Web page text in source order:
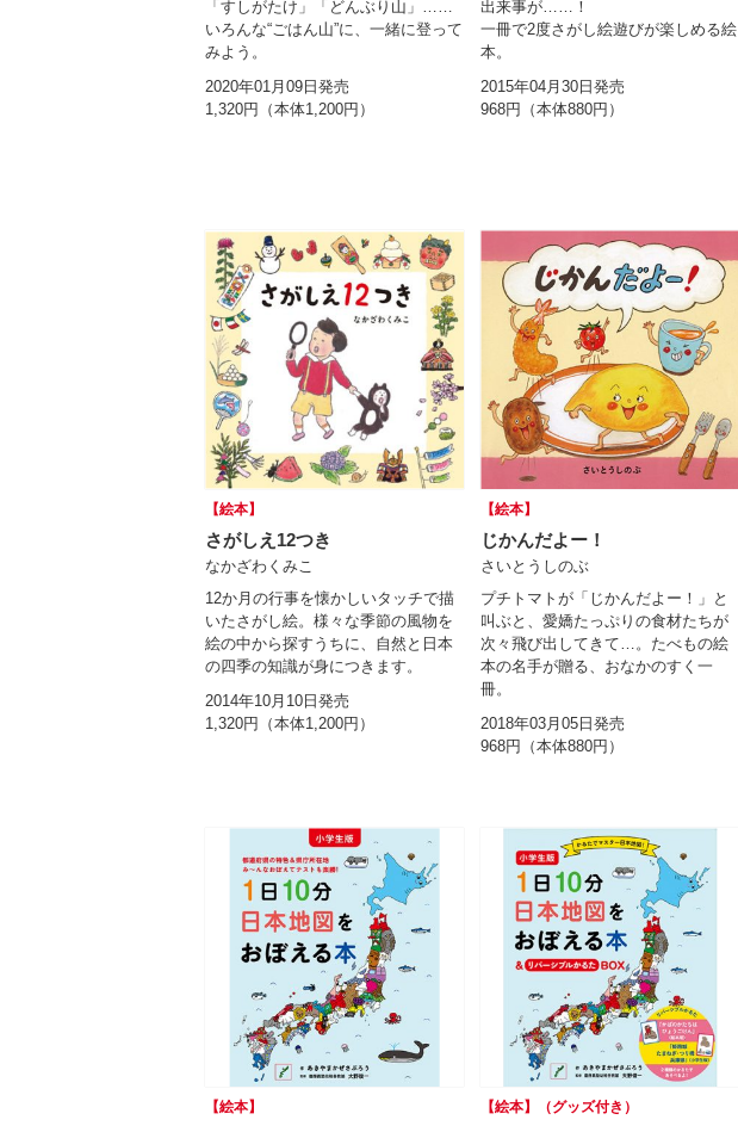
「すしがたけ」「どんぶり山」……
いろんな“ごはん山”に、一緒に登って
みよう。
2020年01月09日発売
1,320円（本体1,200円）
出来事が……！
一冊で2度さがし絵遊びが楽しめる絵
本。
2015年04月30日発売
968円（本体880円）
【絵本】
さがしえ12つき
なかざわくみこ
12か月の行事を懐かしいタッチで描
いたさがし絵。様々な季節の風物を
絵の中から探すうちに、自然と日本
の四季の知識が身につきます。
2014年10月10日発売
1,320円（本体1,200円）
【絵本】
じかんだよー！
さいとうしのぶ
プチトマトが「じかんだよー！」と
叫ぶと、愛嬌たっぷりの食材たちが
次々飛び出してきて…。たべもの絵
本の名手が贈る、おなかのすく一
冊。
2018年03月05日発売
968円（本体880円）
【絵本】 【絵本】（グッズ付き）